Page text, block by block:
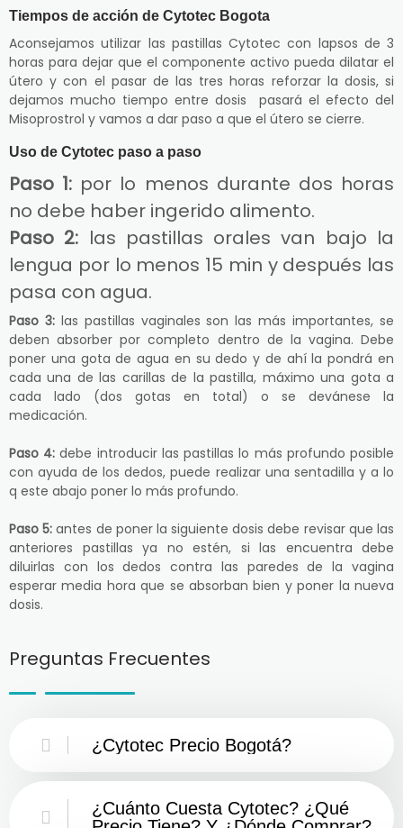
Tiempos de acción de Cytotec Bogota
Aconsejamos utilizar las pastillas Cytotec con lapsos de 3
horas para dejar que el componente activo pueda dilatar el
útero y con el pasar de las tres horas reforzar la dosis, si
dejamos mucho tiempo entre dosis pasará el efecto del
Misoprostrol y vamos a dar paso a que el útero se cierre.
Uso de Cytotec paso a paso
Paso 1: por lo menos durante dos horas
no debe haber ingerido alimento.
Paso 2: las pastillas orales van bajo la
lengua por lo menos 15 min y después las
pasa con agua.
Paso 3:las pastillas vaginales son las más importantes, se
deben absorber por completo dentro de la vagina. Debe
poner una gota de agua en su dedo y de ahí la pondrá en
cada una de las carillas de la pastilla, máximo una gota a
cada lado (dos gotas en total) o se devánese la
medicación.
Paso 4: debe introducir las pastillas lo más profundo posible
con ayuda de los dedos, puede realizar una sentadilla y a lo
q este abajo poner lo más profundo.
Paso 5: antes de poner la siguiente dosis debe revisar que las
anteriores pastillas ya no estén, si las encuentra debe
diluirlas con los dedos contra las paredes de la vagina
esperar media hora que se absorban bien y poner la nueva
dosis.
Preguntas Frecuentes
¿Cytotec Precio Bogotá?
¿Cuánto Cuesta Cytotec? ¿Qué